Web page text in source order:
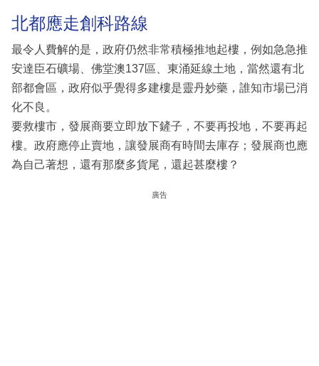
北都應走創科路線
最令人費解的是，政府仍然非常積極推地起樓，例如急急推
安達臣石礦場、佛堂澳137區、東涌延線土地，當然還有北
部都會區，政府似乎覺得多建樓是靈丹妙藥，誰知市場已消
化不良。
要救樓市，發展商要立即放下鏟子，不要再投地，不要再起
樓。政府應停止賣地，讓發展商有時間去庫存；發展商也應
為自己著想，還有那麼多貨尾，還起甚麼樓？
廣告